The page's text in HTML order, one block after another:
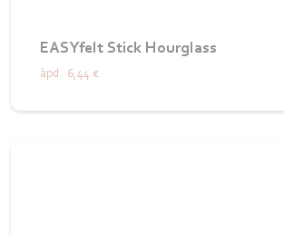
EASYfelt Stick Hourglass
àpd. 6,44 €